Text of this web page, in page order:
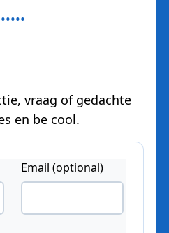
vraag of gedachte
en be cool.